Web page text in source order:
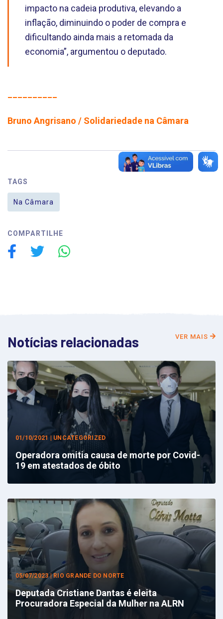
impacto na cadeia produtiva, elevando a
inflação, diminuindo o poder de compra e
dificultando ainda mais a retomada da
economia”, argumentou o deputado.
Bruno Angrisano / Solidariedade na Câmara
TAGS
Na Câmara
COMPARTILHE
Notícias relacionadas VER MAIS
01/10/2021 | UNCATEGORIZED
Operadora omitia causa de morte por Covid-
19 em atestados de óbito
05/07/2023 | RIO GRANDE DO NORTE
Deputada Cristiane Dantas é eleita
Procuradora Especial da Mulher na ALRN